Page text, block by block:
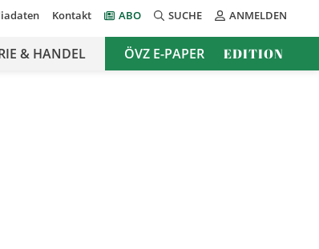
Kontakt ABO SUCHE ANMELDEN
& HANDEL ÖVZ E-PAPER EDITION